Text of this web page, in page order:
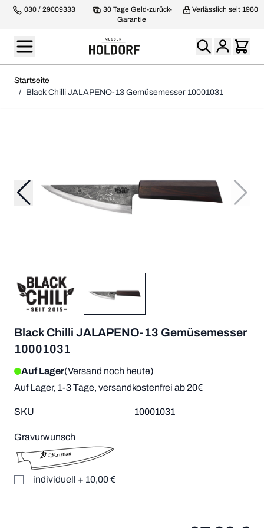
030 / 29009333
30 Tage Geld-zurück-
Garantie
Verlässlich seit 1960
Startseite
/ Black Chilli JALAPENO-13 Gemüsemesser 10001031
Black Chilli JALAPENO-13 Gemüsemesser
10001031
Auf Lager(Versand noch heute)
Auf Lager, 1-3 Tage, versandkostenfrei ab 20€
SKU 10001031
Gravurwunsch
individuell + 10,00 €